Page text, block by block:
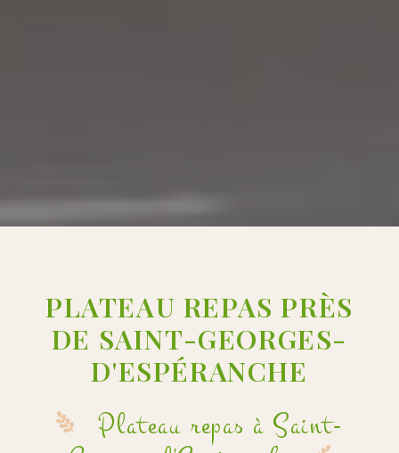
PLATEAU REPAS PRÈS
DE SAINT-GEORGES-
D'ESPÉRANCHE
Plateau repas à Saint-